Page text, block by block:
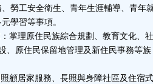
勞工安全衛生、青年生涯輔導、青年
學習等事項。
掌理原住民族綜合規劃、教育文化、
原住民保留地管理及新住民事務等族
顧居家服務、長照與身障社區及住宿